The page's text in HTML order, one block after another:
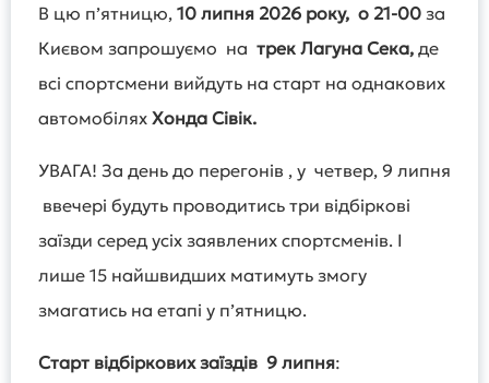
В цю п’ятницю, 10 липня 2026 року, о 21-00 за
Києвом запрошуємо на трек Лагуна Сека, де
всі спортсмени вийдуть на старт на однакових
автомобілях Хонда Сівік.
УВАГА! За день до перегонів , у четвер, 9 липня
ввечері будуть проводитись три відбіркові
заїзди серед усіх заявлених спортсменів. І
лише 15 найшвидших матимуть змогу
змагатись на етапі у п’ятницю.
Старт відбіркових заїздів 9 липня: